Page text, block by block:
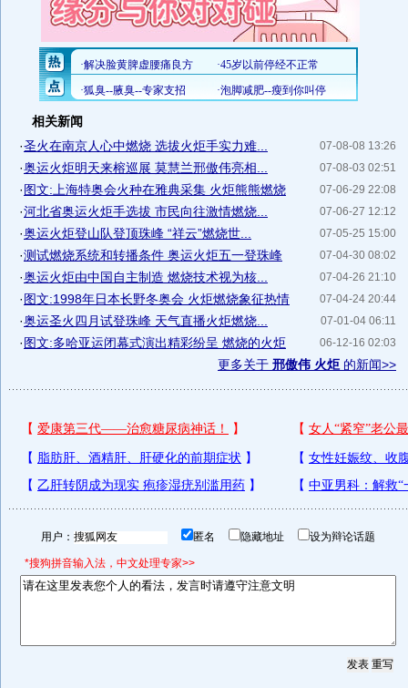
相关新闻
07-08-08 13:26
·圣火在南京人心中燃烧 选拔火炬手实力难...
07-08-03 02:51
·奥运火炬明天来榕巡展 莫慧兰邢傲伟亮相...
07-06-29 22:08
·图文:上海特奥会火种在雅典采集 火炬熊熊燃烧
07-06-27 12:12
·河北省奥运火炬手选拔 市民向往激情燃烧...
07-05-25 15:00
·奥运火炬登山队登顶珠峰 “祥云”燃烧世...
07-04-30 08:02
·测试燃烧系统和转播条件 奥运火炬五一登珠峰
07-04-26 21:10
·奥运火炬由中国自主制造 燃烧技术视为核...
07-04-24 20:44
·图文:1998年日本长野冬奥会 火炬燃烧象征热情
07-01-04 06:11
·奥运圣火四月试登珠峰 天气直播火炬燃烧...
06-12-16 02:03
·图文:多哈亚运闭幕式演出精彩纷呈 燃烧的火炬
更多关于 邢傲伟 火炬 的新闻>>
用户： 匿名 隐藏地址 设为辩论话题
*搜狗拼音输入法，中文处理专家>>